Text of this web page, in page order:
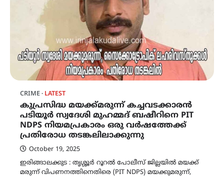
CRIME LATEST
കുപ്രസിദ്ധ മയക്ക്മരുന്ന് കച്ചവടക്കാരൻ
പടിയൂർ സ്വദേശി മുഹമ്മദ് ബഷീറിനെ PIT
NDPS നിയമപ്രകാരം ഒരു വർഷത്തേക്ക്
പ്രതിരോധ തടങ്കലിലാക്കുന്നു
October 19, 2025
ഇരിങ്ങാലക്കുട : തൃശ്ശൂർ റൂറൽ പോലീസ് ജില്ലയിൽ മയക്ക്
മരുന്ന് വിപണനത്തിനെതിരെ (PIT NDPS) മയക്കുമരുന്ന്,